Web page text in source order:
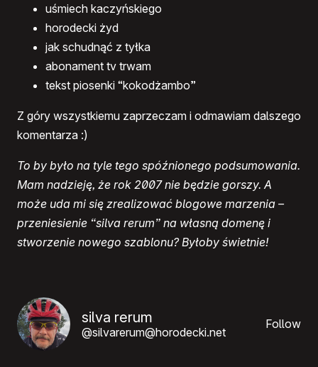
uśmiech kaczyńskiego
horodecki żyd
jak schudnąć z tyłka
abonament tv trwam
tekst piosenki “kokodżambo”
Z góry wszystkiemu zaprzeczam i odmawiam dalszego
komentarza :)
To by było na tyle tego spóźnionego podsumowania.
Mam nadzieję, że rok 2007 nie będzie gorszy. A
może uda mi się zrealizować blogowe marzenia –
przeniesienie “silva rerum” na własną domenę i
stworzenie nowego szablonu? Byłoby świetnie!
silva rerum
@silvarerum@horodecki.net
Follow